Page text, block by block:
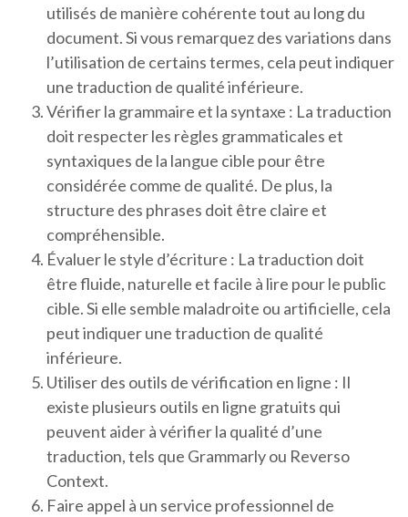
utilisés de manière cohérente tout au long du
document. Si vous remarquez des variations dans
l’utilisation de certains termes, cela peut indiquer
une traduction de qualité inférieure.
Vérifier la grammaire et la syntaxe : La traduction
doit respecter les règles grammaticales et
syntaxiques de la langue cible pour être
considérée comme de qualité. De plus, la
structure des phrases doit être claire et
compréhensible.
Évaluer le style d’écriture : La traduction doit
être fluide, naturelle et facile à lire pour le public
cible. Si elle semble maladroite ou artificielle, cela
peut indiquer une traduction de qualité
inférieure.
Utiliser des outils de vérification en ligne : Il
existe plusieurs outils en ligne gratuits qui
peuvent aider à vérifier la qualité d’une
traduction, tels que Grammarly ou Reverso
Context.
Faire appel à un service professionnel de